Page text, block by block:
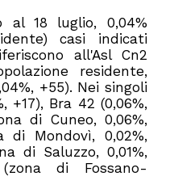
al 18 luglio, 0,04%
casi indicati
all'Asl Cn2
residente,
+55). Nei singoli
+17), Bra 42 (0,06%,
di Cuneo, 0,06%,
di Mondovì, 0,02%,
di Saluzzo, 0,01%,
di Fossano-